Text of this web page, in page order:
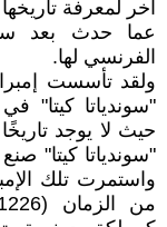
آخر لمعرفة
عما حدث بعد
الفرنسي لها.
ولقد تأسست
حيث لا يوجد
"سوندياتا كيتا"
واستمرت تلك